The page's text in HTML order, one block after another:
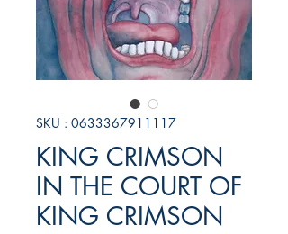
SKU : 0633367911117
KING CRIMSON
IN THE COURT OF
KING CRIMSON